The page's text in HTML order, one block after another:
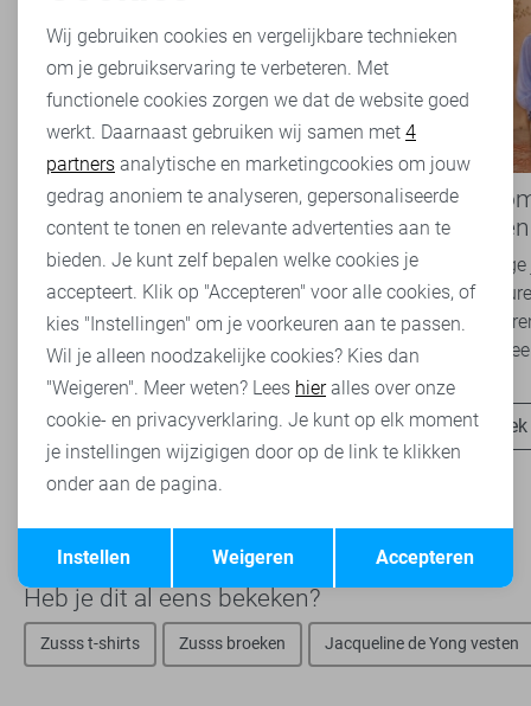
Nieuwe Lady Day najaarscollectie
2026 bij Sans: stijl en comfort in
travelkwaliteit
Het najaar vraagt om kleding die comfortabel,
veelzijdig én stijlvol is. Met de nieuwe Lady
Day najaarscollectie 2026 ben je helemaal
klaar voor...
Ontdek nu
Boho
overal
Van
zachte
Romance
het
Heb je dit al eens bekeken?
Zusss t-shirts Zusss broeken Jacqueline de Yong vesten
Noodzakelijke cookies
Personalisatie cookies
Analytische cookies
Marketing cookies
Terug Opslaan
Wij gebruiken cookies en vergelijkbare technieken
om je gebruikservaring te verbeteren. Met
functionele cookies zorgen we dat de website goed
werkt. Daarnaast gebruiken wij samen met 4
partners analytische en marketingcookies om jouw
gedrag anoniem te analyseren, gepersonaliseerde
content te tonen en relevante advertenties aan te
bieden. Je kunt zelf bepalen welke cookies je
accepteert. Klik op "Accepteren" voor alle cookies, of
kies "Instellingen" om je voorkeuren aan te passen.
Wil je alleen noodzakelijke cookies? Kies dan
"Weigeren". Meer weten? Lees hieralles over onze
cookie- en privacyverklaring. Je kunt op elk moment
je instellingen wijzigigen door op de link te klikken
onder aan de pagina.
Accepteren
Weigeren
Instellen